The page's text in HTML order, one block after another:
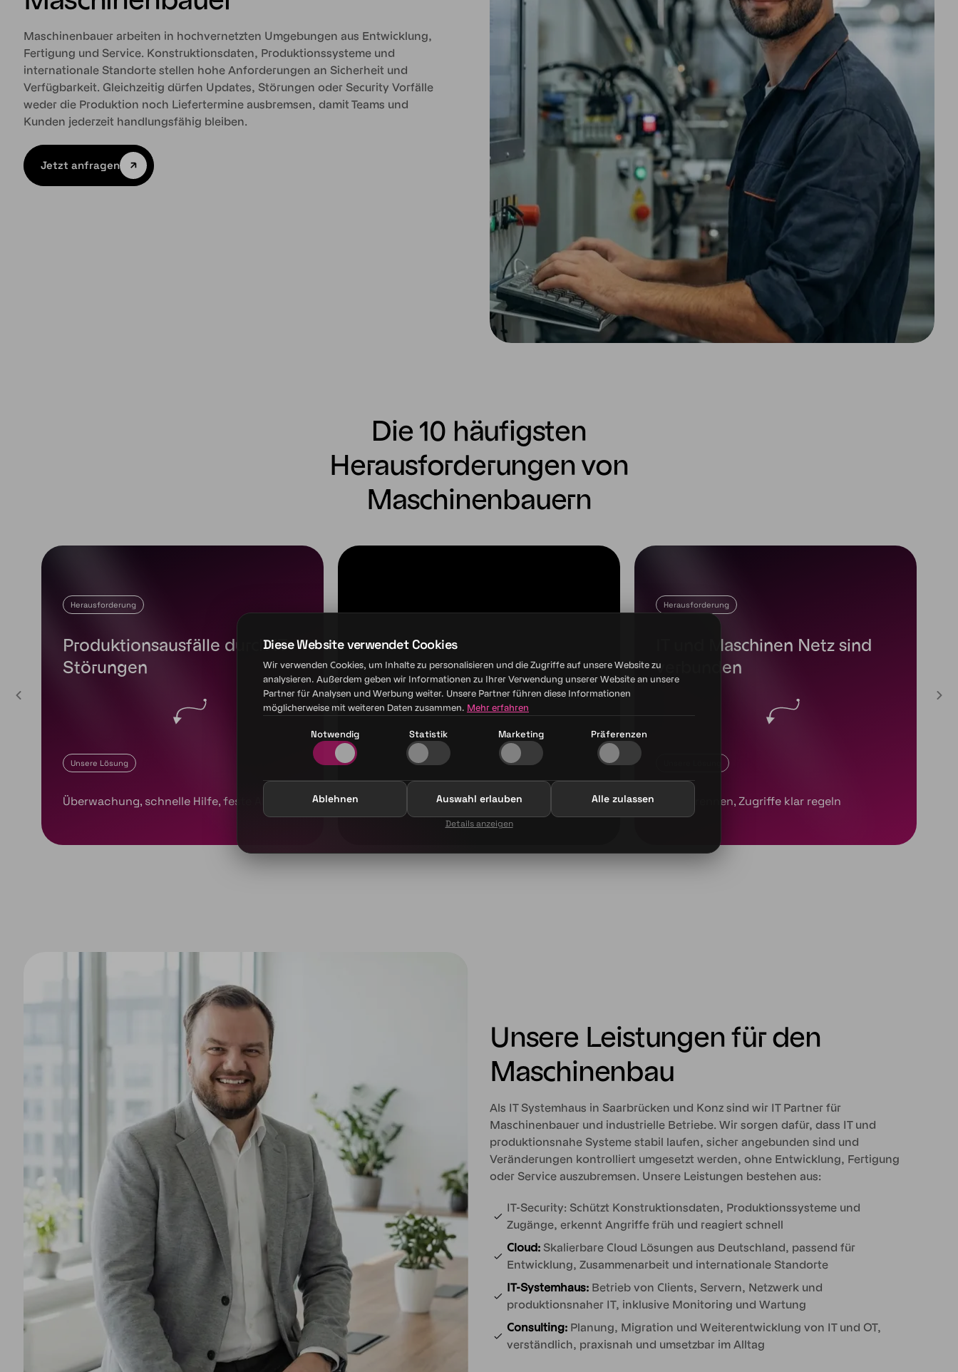
Diese Website verwendet Cookies
Wir verwenden Cookies, um Inhalte zu personalisieren und die Zugriffe auf unsere Website zu
analysieren. Außerdem geben wir Informationen zu Ihrer Verwendung unserer Website an unsere
Partner für Analysen und Werbung weiter. Unsere Partner führen diese Informationen
möglicherweise mit weiteren Daten zusammen. Mehr erfahren
Notwendig Statistik Marketing Präferenzen
Ablehnen Auswahl erlauben Alle zulassen
Details anzeigen
Maschinenbauer arbeiten in hochvernetzten Umgebungen aus Entwicklung,
Fertigung und Service. Konstruktionsdaten, Produktionssysteme und
internationale Standorte stellen hohe Anforderungen an Sicherheit und
Verfügbarkeit. Gleichzeitig dürfen Updates, Störungen oder Security Vorfälle
weder die Produktion noch Liefertermine ausbremsen, damit Teams und
Kunden jederzeit handlungsfähig bleiben.
Jetzt anfragen
Die 10 häufigsten
Herausforderungen von
Maschinenbauern
IT und Maschinen Netz sind
verbunden
Unsere Lösung
Netze trennen, Zugriffe klar regeln
Unsere Leistungen für den
Maschinenbau
Als IT Systemhaus in Saarbrücken und Konz sind wir IT Partner für
Maschinenbauer und industrielle Betriebe. Wir sorgen dafür, dass IT und
produktionsnahe Systeme stabil laufen, sicher angebunden sind und
Veränderungen kontrolliert umgesetzt werden, ohne Entwicklung, Fertigung
oder Service auszubremsen. Unsere Leistungen bestehen aus:
IT-Security: Schützt Konstruktionsdaten, Produktionssysteme und
Zugänge, erkennt Angriffe früh und reagiert schnell
Cloud: Skalierbare Cloud Lösungen aus Deutschland, passend für
Entwicklung, Zusammenarbeit und internationale Standorte
IT-Systemhaus: Betrieb von Clients, Servern, Netzwerk und
produktionsnaher IT, inklusive Monitoring und Wartung
Consulting: Planung, Migration und Weiterentwicklung von IT und OT,
verständlich, praxisnah und umsetzbar im Alltag